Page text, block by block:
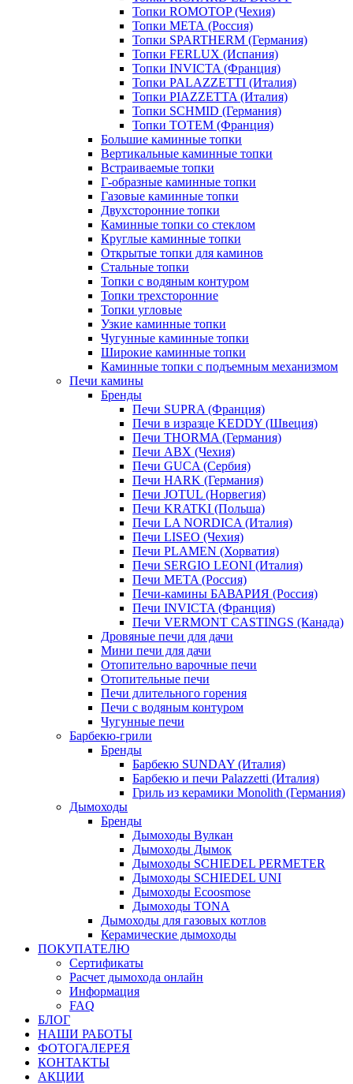
Топки ROMOTOP (Чехия)
Топки МЕТА (Россия)
Топки SPARTHERM (Германия)
Топки FERLUX (Испания)
Топки INVICTA (Франция)
Топки PALAZZETTI (Италия)
Топки PIAZZETTA (Италия)
Топки SCHMID (Германия)
Топки TOTEM (Франция)
Большие каминные топки
Вертикальные каминные топки
Встраиваемые топки
Г-образные каминные топки
Газовые каминные топки
Двухсторонние топки
Каминные топки со стеклом
Круглые каминные топки
Открытые топки для каминов
Стальные топки
Топки с водяным контуром
Топки трехсторонние
Топки угловые
Узкие каминные топки
Чугунные каминные топки
Широкие каминные топки
Каминные топки с подъемным механизмом
Печи камины
Бренды
Печи SUPRA (Франция)
Печи в изразце KEDDY (Швеция)
Печи THORMA (Германия)
Печи ABX (Чехия)
Печи GUCA (Сербия)
Печи HARK (Германия)
Печи JOTUL (Норвегия)
Печи KRATKI (Польша)
Печи LA NORDICA (Италия)
Печи LISEO (Чехия)
Печи PLAMEN (Хорватия)
Печи SERGIO LEONI (Италия)
Печи META (Россия)
Печи-камины БАВАРИЯ (Россия)
Печи INVICTA (Франция)
Печи VERMONT CASTINGS (Канада)
Дровяные печи для дачи
Мини печи для дачи
Отопительно варочные печи
Отопительные печи
Печи длительного горения
Печи с водяным контуром
Чугунные печи
Барбекю-грили
Бренды
Барбекю SUNDAY (Италия)
Барбекю и печи Palazzetti (Италия)
Гриль из керамики Monolith (Германия)
Дымоходы
Бренды
Дымоходы Вулкан
Дымоходы Дымок
Дымоходы SCHIEDEL PERMETER
Дымоходы SCHIEDEL UNI
Дымоходы Ecoosmose
Дымоходы TONA
Дымоходы для газовых котлов
Керамические дымоходы
ПОКУПАТЕЛЮ
Сертификаты
Расчет дымохода онлайн
Информация
FAQ
БЛОГ
НАШИ РАБОТЫ
ФОТОГАЛЕРЕЯ
КОНТАКТЫ
АКЦИИ